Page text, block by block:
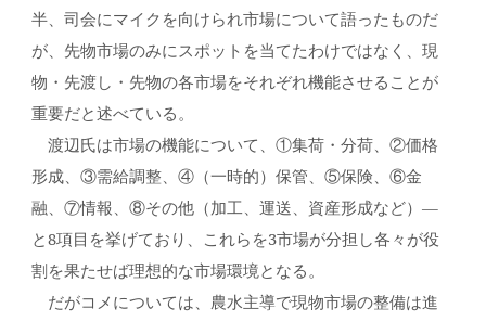
半、司会にマイクを向けられ市場について語ったものだ
が、先物市場のみにスポットを当てたわけではなく、現
物・先渡し・先物の各市場をそれぞれ機能させることが
重要だと述べている。
渡辺氏は市場の機能について、①集荷・分荷、②価格
形成、③需給調整、④（一時的）保管、⑤保険、⑥金
融、⑦情報、⑧その他（加工、運送、資産形成など）―
と8項目を挙げており、これらを3市場が分担し各々が役
割を果たせば理想的な市場環境となる。
だがコメについては、農水主導で現物市場の整備は進